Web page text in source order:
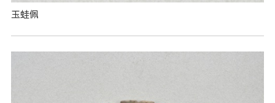
玉蛙佩